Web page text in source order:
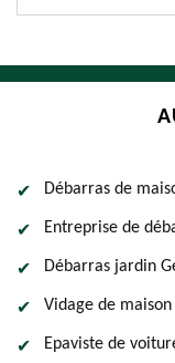
Débarras de
Entreprise de
Débarras jardin
Vidage de
Epaviste de